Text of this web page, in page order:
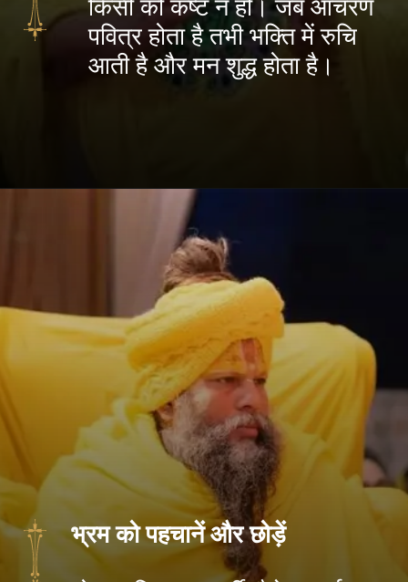
किसी को कष्ट न हो। जब आचरण
पवित्र होता है तभी भक्ति में रुचि
आती है और मन शुद्ध होता है।
भ्रम को पहचानें और छोड़ें